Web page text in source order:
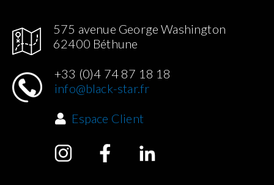
575 avenue George Washington
62400 Béthune
+33 (0)4 74 87 18 18
info@black-star.fr
Espace Client